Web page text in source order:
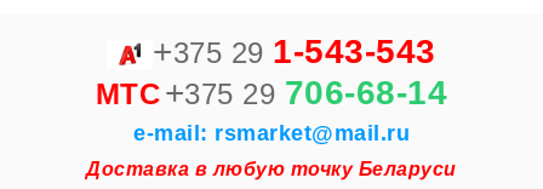
+375 29 1-543-543
MTC+375 29 706-68-14
e-mail: rsmarket@mail.ru
Доставка в любую точку Беларуси